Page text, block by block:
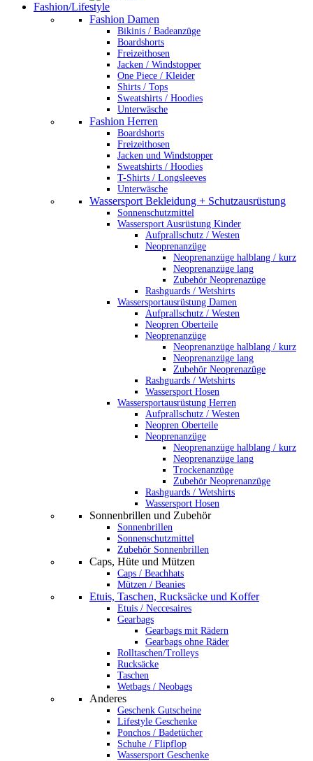
Fashion/Lifestyle
Fashion Damen
Bikinis / Badeanzüge
Boardshorts
Freizeithosen
Jacken / Windstopper
One Piece / Kleider
Shirts / Tops
Sweatshirts / Hoodies
Unterwäsche
Fashion Herren
Boardshorts
Freizeithosen
Jacken und Windstopper
Sweatshirts / Hoodies
T-Shirts / Longsleeves
Unterwäsche
Wassersport Bekleidung + Schutzausrüstung
Sonnenschutzmittel
Wassersport Ausrüstung Kinder
Aufprallschutz / Westen
Neoprenanzüge
Neoprenanzüge halblang / kurz
Neoprenanzüge lang
Zubehör Neoprenazüge
Rashguards / Wetshirts
Wassersportausrüstung Damen
Aufprallschutz / Westen
Neopren Oberteile
Neoprenanzüge
Neoprenanzüge halblang / kurz
Neoprenanzüge lang
Zubehör Neoprenazüge
Rashguards / Wetshirts
Wassersport Hosen
Wassersportausrüstung Herren
Aufprallschutz / Westen
Neopren Oberteile
Neoprenanzüge
Neoprenanzüge halblang / kurz
Neoprenanzüge lang
Trockenanzüge
Zubehör Neoprenanzüge
Rashguards / Wetshirts
Wassersport Hosen
Sonnenbrillen und Zubehör
Sonnenbrillen
Sonnenschutzmittel
Zubehör Sonnenbrillen
Caps, Hüte und Mützen
Caps / Beachhats
Mützen / Beanies
Etuis, Taschen, Rucksäcke und Koffer
Etuis / Neccesaires
Gearbags
Gearbags mit Rädern
Gearbags ohne Räder
Rolltaschen/Trolleys
Rucksäcke
Taschen
Wetbags / Neobags
Anderes
Geschenk Gutscheine
Lifestyle Geschenke
Ponchos / Badetücher
Schuhe / Flipflop
Wassersport Geschenke